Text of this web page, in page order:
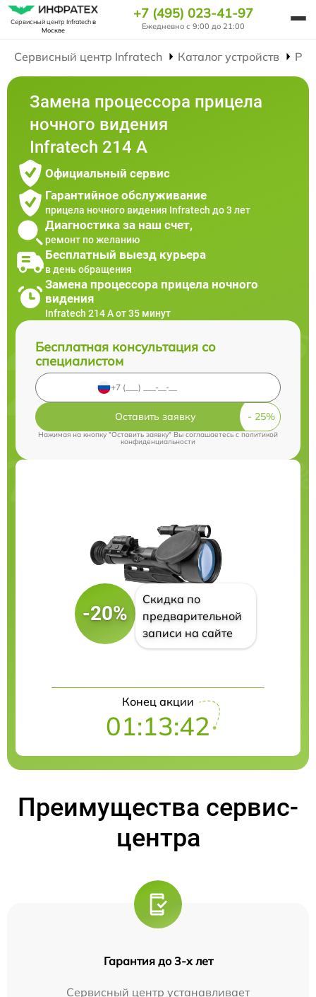
Сервисный центр Infratechв
Москве
+7 (495) 023-41-97
Ежедневно с 9:00 до 21:00
Сервисный центр Infratech Каталог устройств
Замена процессора прицела
ночного видения
Infratech 214 А
Официальный сервис
Гарантийное обслуживание
прицела ночного видения Infratech до 3 лет
Диагностика за наш счет,
ремонт по желанию
Бесплатный выезд курьера
в день обращения
Замена процессора прицела ночного
видения
Infratech 214 А от 35 минут
Бесплатная консультация со
специалистом
Оставить заявку
Нажимая на кнопку "Оставить заявку" Вы соглашаетесь cполитикой
конфиденциальности
-20%
Скидка по
предварительной
записи на сайте
Конец акции
01:13:41
Преимущества сервис-
центра
Гарантия до 3-х лет
Сервисный центр устанавливает